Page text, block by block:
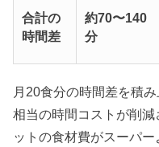
合計の
時間差
約70〜140
分
月20食分の時間差を積
相当の時間コストが削
ットの食材費がスーパー